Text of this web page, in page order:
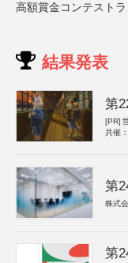
高額賞金コンテスト
結果発表
第
[PR]
共催
第
株式
第